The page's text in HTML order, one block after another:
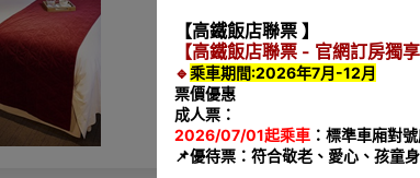
● 可入住兩位成人及一位6歲以下兒童
🌏為響應環保愛護地球，客房內僅提供毛巾、
陳列其他一次性備品。因此，我們鼓勵客人自
【高鐵飯店聯票 】
【高鐵飯店聯票 - 官網訂房獨享
🔹 乘車期間:2026年7月-12月
票價優惠
成人票：
2026/07/01起乘車 ：標準車廂對
📌優待票：符合敬老、愛心、孩童